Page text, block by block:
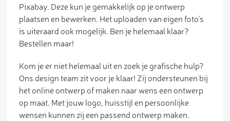
Pixabay. Deze kun je gemakkelijk op je ontwerp
plaatsen en bewerken. Het uploaden van eigen foto’s
is uiteraard ook mogelijk. Ben je helemaal klaar?
Bestellen maar!
Kom je er niet helemaal uit en zoek je grafische hulp?
Ons design team zit voor je klaar! Zij ondersteunen bij
het online ontwerp of maken naar wens een ontwerp
op maat. Met jouw logo, huisstijl en persoonlijke
wensen kunnen zij een passend ontwerp maken.